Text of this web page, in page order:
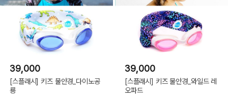
39,000
[스플래시] 키즈 물안경_다이노공
룡
39,000
[스플래시] 키즈 물안경_와일드 레
오파드